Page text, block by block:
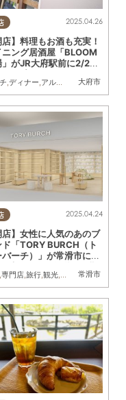
大府市
2025.04.26
店】料理もお酒も充実！
ニング居酒屋「BLOOM
」がJR大府駅前に2/28
,ディナー,アルコール ,開店,
常滑市
2025.04.24
店】女性に人気のあのブ
ド「TORY BURCH（ト
バーチ）」が常滑市に！
木)～2026年秋まで期
定オープン
専門店,旅行,観光,カップル,おひとり